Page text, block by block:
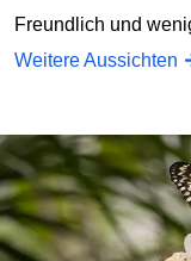
Freundlich und
Weitere Aussichten